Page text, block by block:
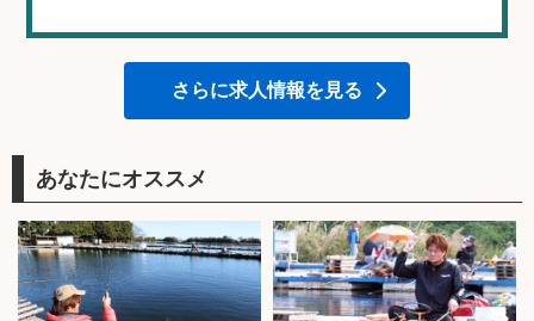
さらに求人情報を見る
あなたにオススメ